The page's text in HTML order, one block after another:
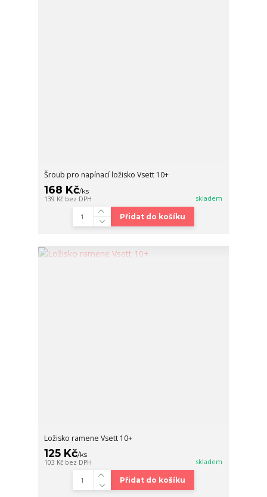
Šroub pro napínací ložisko Vsett 10+
168 Kč/ks
139 Kč bez DPH skladem
Přidat do košíku
Ložisko ramene Vsett 10+
125 Kč/ks
103 Kč bez DPH skladem
Přidat do košíku